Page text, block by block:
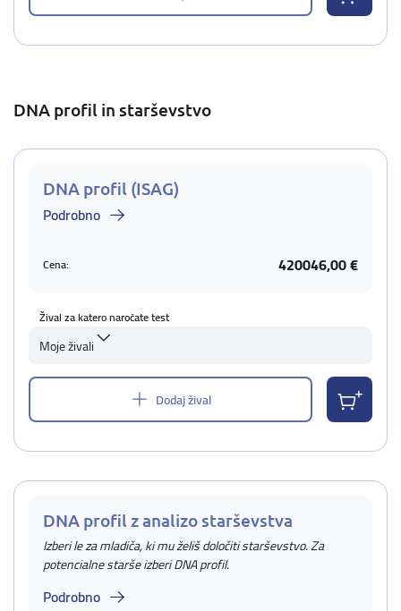
DNA profil in starševstvo
DNA profil (ISAG)
Podrobno
Cena: 420046,00 €
Žival za katero naročate test
Moje živali
Dodaj žival
DNA profil z analizo starševstva
Izberi le za mladiča, ki mu želiš določiti starševstvo. Za
potencialne starše izberi DNA profil.
Podrobno